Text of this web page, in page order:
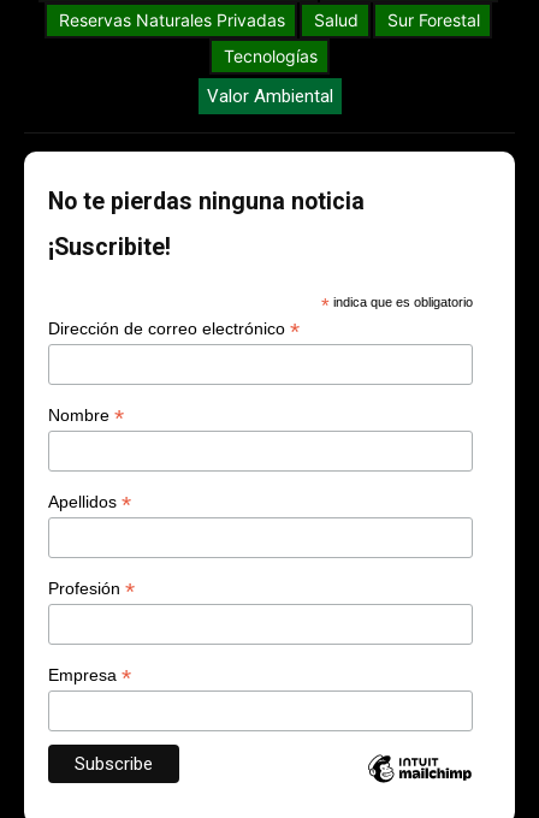
Reservas Naturales Privadas
Salud
Sur Forestal
Tecnologías
Valor Ambiental
No te pierdas ninguna noticia
¡Suscribite!
* indica que es obligatorio
Dirección de correo electrónico *
Nombre *
Apellidos *
Profesión *
Empresa *